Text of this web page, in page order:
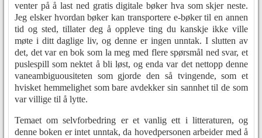
venter på å last ned gratis digitale bøker hva som skjer neste.
Jeg elsker hvordan bøker kan transportere e-bøker til en annen
tid og sted, tillater deg å oppleve ting du kanskje ikke ville
møte i ditt daglige liv, og denne er ingen unntak. I slutten av
det, det var en bok som la meg med flere spørsmål ned svar, et
puslespill som nektet å bli løst, og enda var det nettopp denne
vaneambiguousiteten som gjorde den så tvingende, som et
hvisket hemmelighet som bare avdekker sin sannhet til de som
var villige til å lytte.
Temaet om selvforbedring er et vanlig ett i litteraturen, og
denne boken er intet unntak, da hovedpersonen arbeider med å